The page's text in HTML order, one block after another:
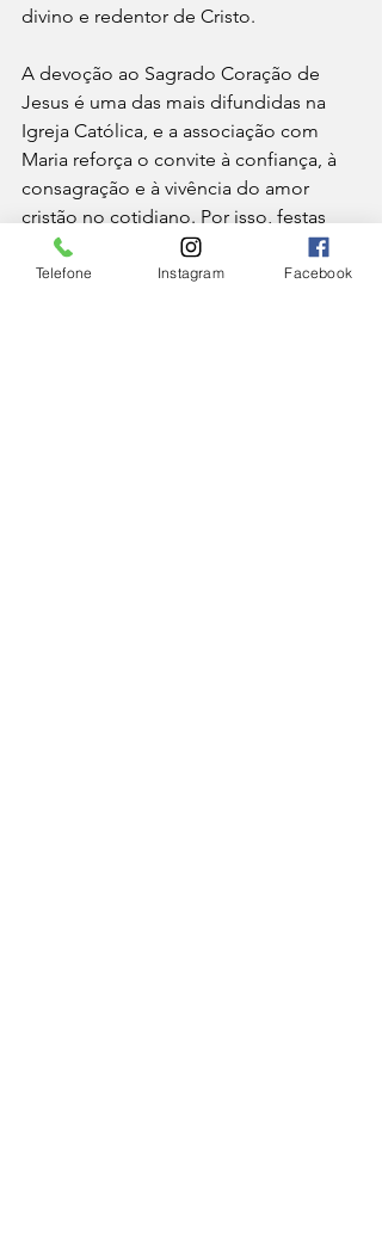
divino e redentor de Cristo.
A devoção ao Sagrado Coração de
Jesus é uma das mais difundidas na
Igreja Católica, e a associação com
Maria reforça o convite à confiança, à
consagração e à vivência do amor
cristão no cotidiano. Por isso, festas
com esse título costumam reunir
momentos de oração, celebração e
Telefone Instagram Facebook